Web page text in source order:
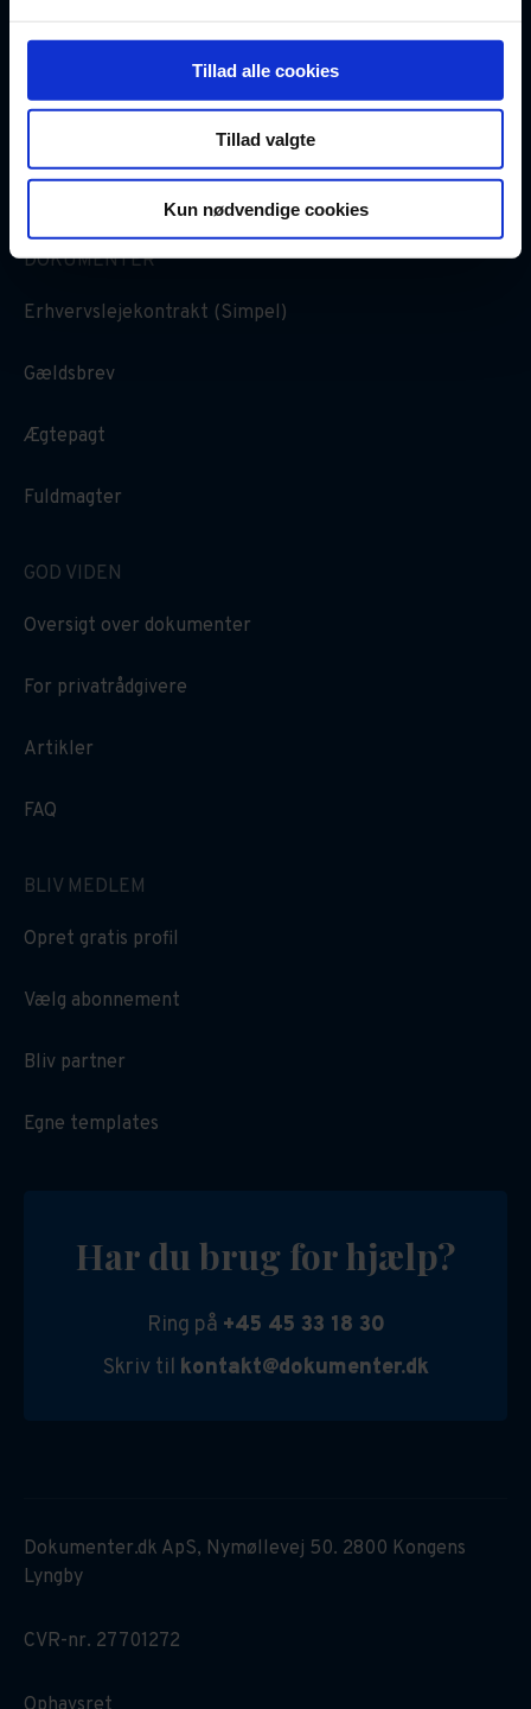
Tillad alle cookies
Tillad valgte
Kun nødvendige cookies
DOKUMENTER
Erhvervslejekontrakt (Simpel)
Gældsbrev
Ægtepagt
Fuldmagter
GOD VIDEN
Oversigt over dokumenter
For privatrådgivere
Artikler
FAQ
BLIV MEDLEM
Opret gratis profil
Vælg abonnement
Bliv partner
Egne templates
Har du brug for hjælp?
Ring på +45 45 33 18 30
Skriv til kontakt@dokumenter.dk
Dokumenter.dk ApS, Nymøllevej 50. 2800 Kongens
Lyngby
CVR-nr. 27701272